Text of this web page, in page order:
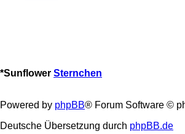
*Sunflower Sternchen
Powered by phpBB® Forum Software ©
Deutsche Übersetzung durch phpBB.de